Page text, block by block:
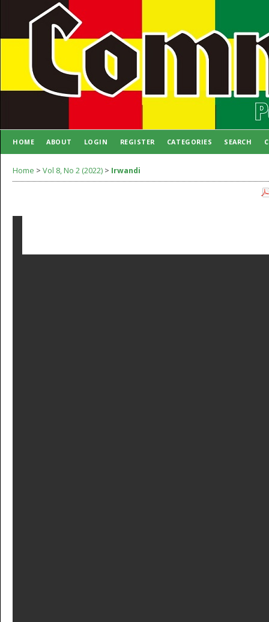
HOME ABOUT LOGIN REGISTER CATEGORIES SEARCH
AUTHOR GUIDELINES
Home > Vol 8, No 2 (2022) > Irwandi